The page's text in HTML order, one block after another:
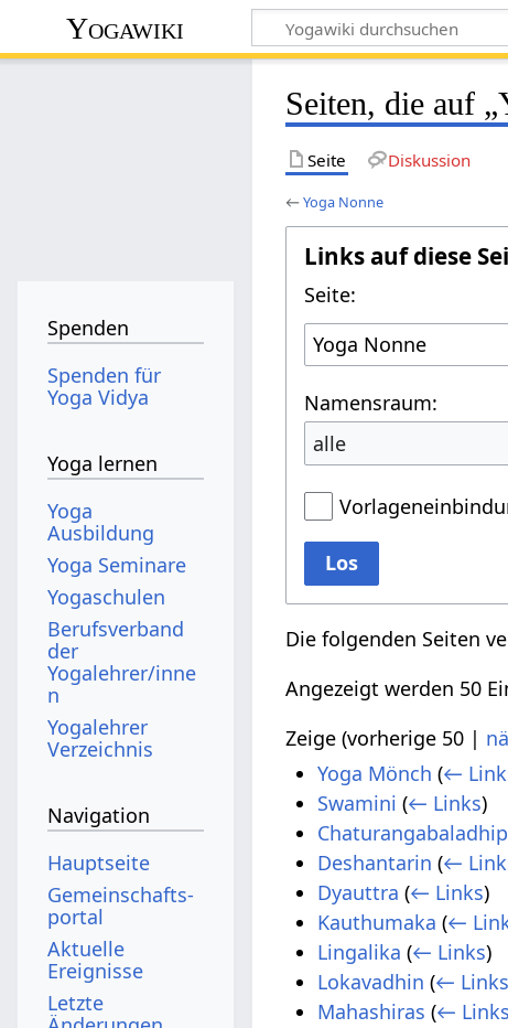
Yogawiki
Seiten, die auf
Seite Diskussion
←Yoga Nonne
Links auf diese
Seite:
Namensraum:
alle
Los
Die folgenden Seiten
Angezeigt werden 50
Zeige (vorherige 50 |
Yoga Mönch (←
Swamini (← Links)
Deshantarin (←
Dyauttra (← Links)
Kauthumaka (←
Lingalika (← Links)
Lokavadhin (←
Mahashiras (←
Spenden
Spenden für
Yoga Vidya
Yoga lernen
Yoga
Ausbildung
Yoga Seminare
Yogaschulen
Berufsverband
der
Yogalehrer/inne
n
Yogalehrer
Verzeichnis
Navigation
Hauptseite
Gemeinschafts­
portal
Aktuelle
Ereignisse
Letzte